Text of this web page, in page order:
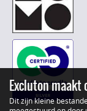
Excluton maakt
Dit zijn kleine